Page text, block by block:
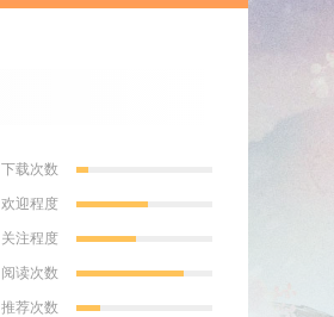
下载次数
欢迎程度
关注程度
阅读次数
推荐次数